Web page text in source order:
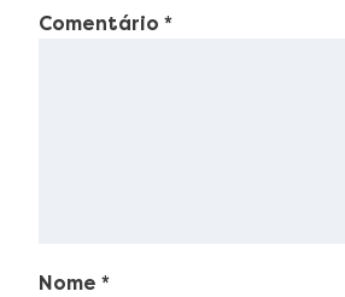
Comentário *
Nome *